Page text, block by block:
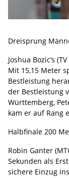
Dreisprung
Joshua Bozic‘s
Mit 15,15 Meter
Bestleistung
der Bestleistung
Württemberg,
kam er auf Rang
Halbfinale 200
Robin Ganter
Sekunden als
sichere Einzug